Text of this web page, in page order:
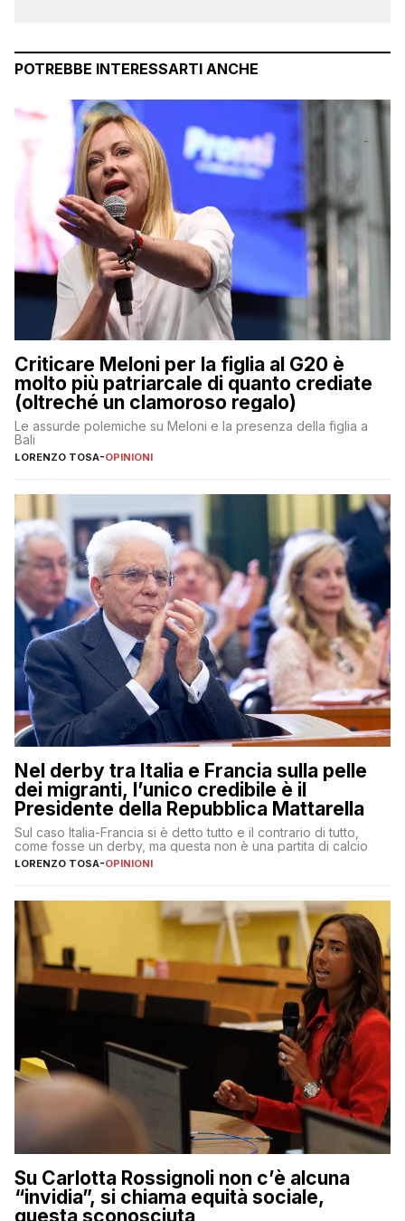
POTREBBE INTERESSARTI ANCHE
Criticare Meloni per la figlia al G20 è
molto più patriarcale di quanto crediate
(oltreché un clamoroso regalo)
Le assurde polemiche su Meloni e la presenza della figlia a
Bali
LORENZO TOSA-OPINIONI
Nel derby tra Italia e Francia sulla pelle
dei migranti, l’unico credibile è il
Presidente della Repubblica Mattarella
Sul caso Italia-Francia si è detto tutto e il contrario di tutto,
come fosse un derby, ma questa non è una partita di calcio
LORENZO TOSA-OPINIONI
Su Carlotta Rossignoli non c’è alcuna
“invidia”, si chiama equità sociale,
questa sconosciuta